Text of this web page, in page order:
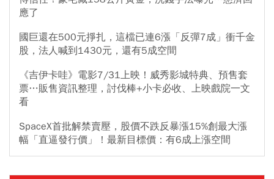
應了
國巨還在500元掙扎，這檔已連6漲「反彈7成」衝千金
股，法人喊到1430元，還有5成空間
《吉伊卡哇》電影7/31上映！威秀影城特典、預售套
票…販售資訊整理，討伐棒+小卡必收、上映戲院一文
看
SpaceX首批解禁賣壓，股價不跌反暴漲15%創最大漲
幅「直逼發行價」！最新目標價：有6成上漲空間